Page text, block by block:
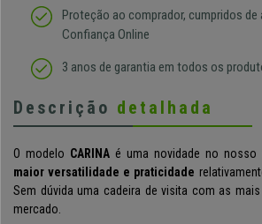
Proteção ao comprador, cumpridos de
Confiança Online
3 anos de garantia em todos os
Descrição detalhada
O modelo CARINA é uma novidade no
maior versatilidade e praticidade
Sem dúvida uma cadeira de visita com as
mercado.